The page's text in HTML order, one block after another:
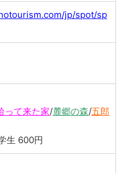
jp/spot/sp
って来た家/麓郷の森/五郎
生 600円